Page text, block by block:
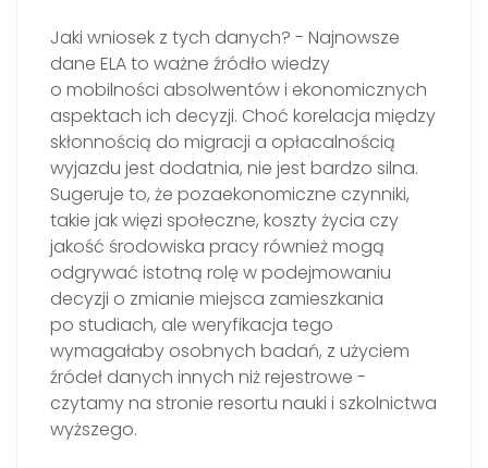
Jaki wniosek z tych danych? - Najnowsze
dane ELA to ważne źródło wiedzy
o mobilności absolwentów i ekonomicznych
aspektach ich decyzji. Choć korelacja między
skłonnością do migracji a opłacalnością
wyjazdu jest dodatnia, nie jest bardzo silna.
Sugeruje to, że pozaekonomiczne czynniki,
takie jak więzi społeczne, koszty życia czy
jakość środowiska pracy również mogą
odgrywać istotną rolę w podejmowaniu
decyzji o zmianie miejsca zamieszkania
po studiach, ale weryfikacja tego
wymagałaby osobnych badań, z użyciem
źródeł danych innych niż rejestrowe -
czytamy na stronie resortu nauki i szkolnictwa
wyższego.